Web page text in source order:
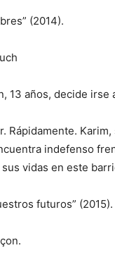
(2014).
13 años, decide
Rápidamente.
indefenso
vidas en este
futuros” (2015).